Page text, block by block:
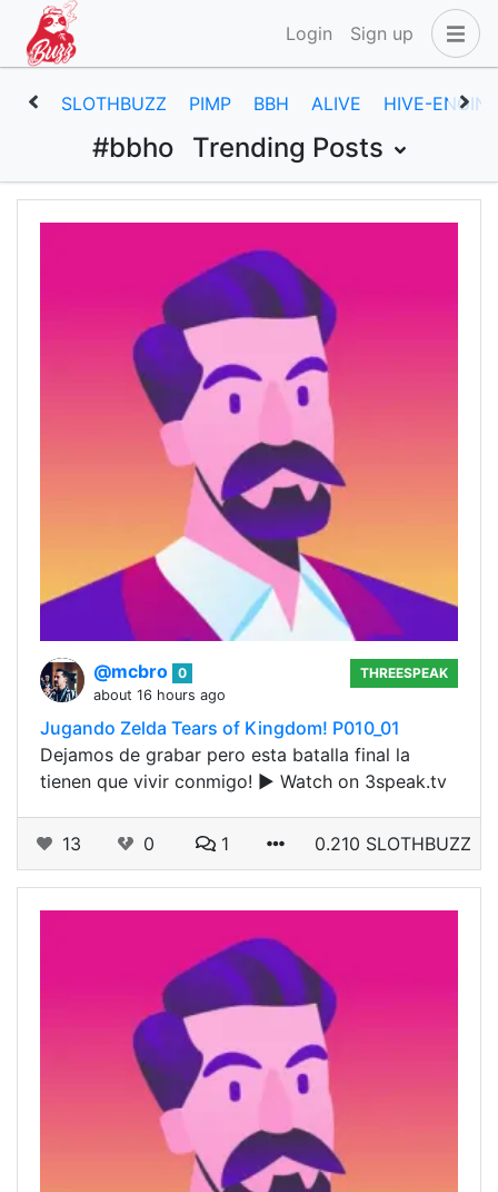
Login Sign up
SLOTHBUZZ PIMP BBH ALIVE HIVE-ENGINE
#bbho Trending Posts
@mcbro 0
about 16 hours ago
THREESPEAK
Jugando Zelda Tears of Kingdom! P010_01
Dejamos de grabar pero esta batalla final la
tienen que vivir conmigo! ▶ Watch on 3speak.tv
13 0 1 0.210 SLOTHBUZZ